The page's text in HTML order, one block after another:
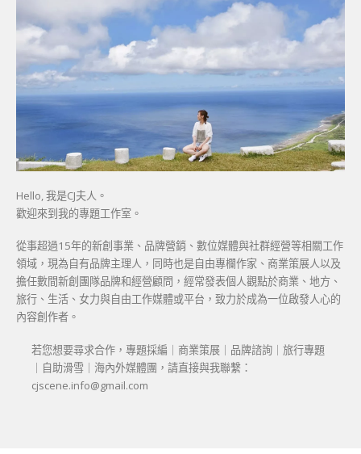
Hello, 我是CJ夫人。
歡迎來到我的專題工作室。
從事超過15年的新創事業、品牌營銷、數位媒體與社群經營等相關工作
領域，現為自有品牌主理人，同時也是自由專欄作家、商業策展人以及
擔任數間新創團隊品牌和經營顧問，經常發表個人觀點於商業、地方、
旅行、生活、女力與自由工作媒體或平台，致力於成為一位啟發人心的
內容創作者。
若您想要尋求合作，專題採編｜商業策展｜品牌諮詢｜旅行專題
｜自助滑雪｜海內外媒體團，請直接與我聯繫：
cjscene.info@gmail.com